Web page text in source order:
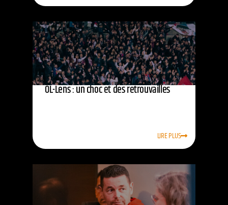
OL-Lens : un choc et des retrouvailles
LIRE PLUS